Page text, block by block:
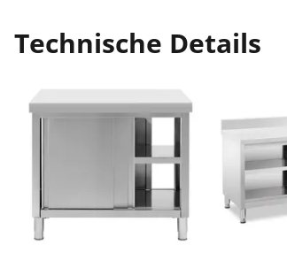
Technische Details